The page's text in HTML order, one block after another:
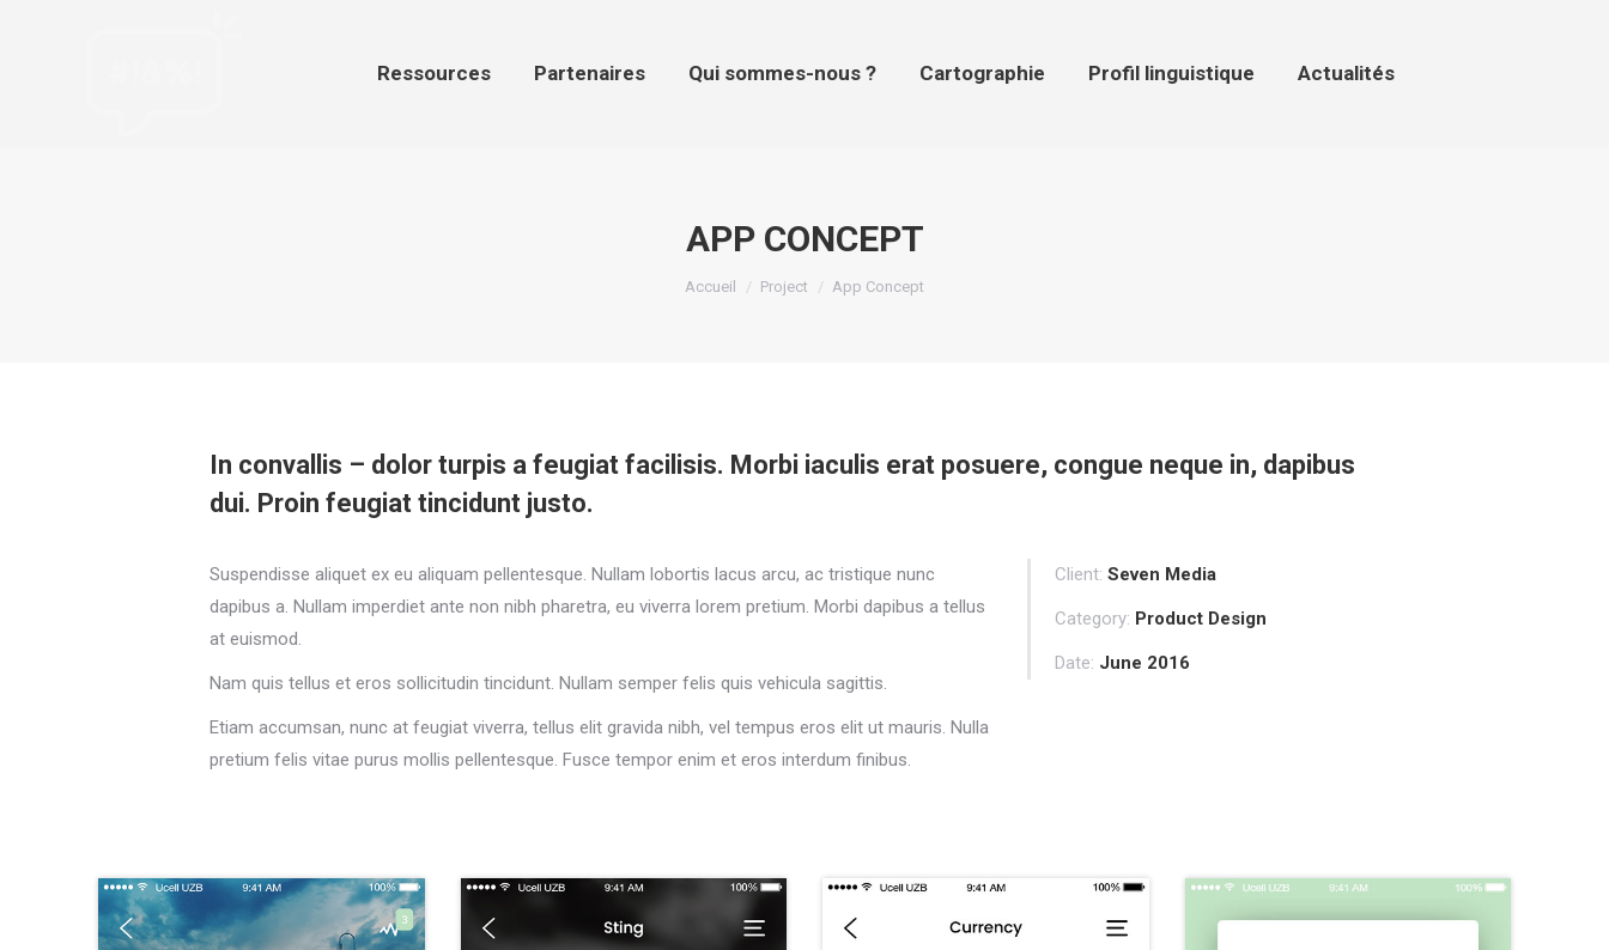
Ressources Partenaires Qui sommes-nous ? Cartographie Profil linguistique Actualités
APP CONCEPT
Vous êtes ici :
Accueil Project App Concept
In convallis – dolor turpis a feugiat facilisis. Morbi iaculis erat posuere, congue neque in, dapibus
dui. Proin feugiat tincidunt justo.
Suspendisse aliquet ex eu aliquam pellentesque. Nullam lobortis lacus arcu, ac tristique nunc
dapibus a. Nullam imperdiet ante non nibh pharetra, eu viverra lorem pretium. Morbi dapibus a tellus
at euismod.
Nam quis tellus et eros sollicitudin tincidunt. Nullam semper felis quis vehicula sagittis.
Etiam accumsan, nunc at feugiat viverra, tellus elit gravida nibh, vel tempus eros elit ut mauris. Nulla
pretium felis vitae purus mollis pellentesque. Fusce tempor enim et eros interdum finibus.
Client: Seven Media
Category: Product Design
Date: June 2016